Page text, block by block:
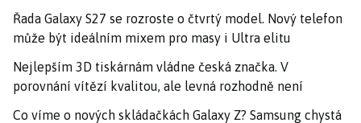
Řada Galaxy S27 se rozroste o čtvrtý model. Nový telefon
může být ideálním mixem pro masy i Ultra elitu
Nejlepším 3D tiskárnám vládne česká značka. V
porovnání vítězí kvalitou, ale levná rozhodně není
Co víme o nových skládačkách Galaxy Z? Samsung chystá